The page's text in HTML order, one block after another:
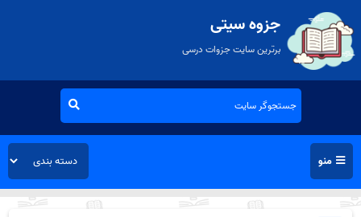
جزوه سیتی
برترین سایت جزوات درسی
منو